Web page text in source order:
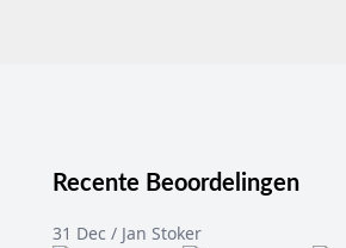
Recente Beoordelingen
31 Dec / Jan Stoker